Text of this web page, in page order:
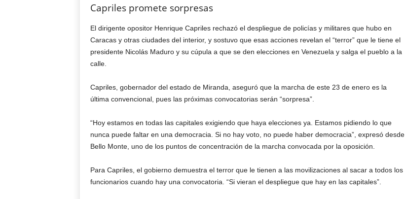
Capriles promete sorpresas
El dirigente opositor Henrique Capriles rechazó el despliegue de policías y militares que hubo en
Caracas y otras ciudades del interior, y sostuvo que esas acciones revelan el “terror” que le tiene el
presidente Nicolás Maduro y su cúpula a que se den elecciones en Venezuela y salga el pueblo a la
calle.
Capriles, gobernador del estado de Miranda, aseguró que la marcha de este 23 de enero es la
última convencional, pues las próximas convocatorias serán “sorpresa”.
“Hoy estamos en todas las capitales exigiendo que haya elecciones ya. Estamos pidiendo lo que
nunca puede faltar en una democracia. Si no hay voto, no puede haber democracia”, expresó desde
Bello Monte, uno de los puntos de concentración de la marcha convocada por la oposición.
Para Capriles, el gobierno demuestra el terror que le tienen a las movilizaciones al sacar a todos los
funcionarios cuando hay una convocatoria. “Si vieran el despliegue que hay en las capitales”.